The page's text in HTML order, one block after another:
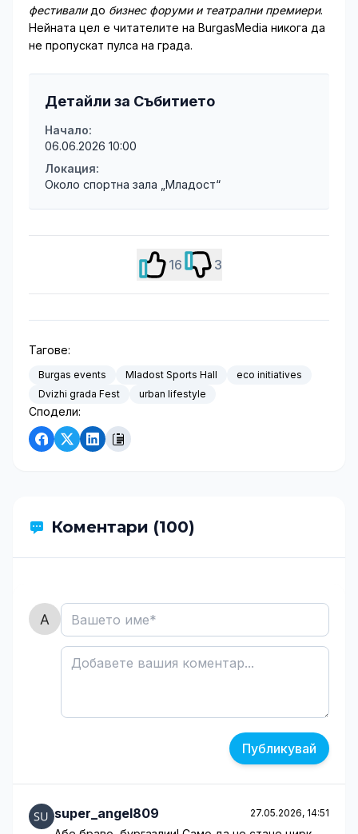
фестивалидо бизнес форуми и театрални премиери.
Нейната цел е читателите на BurgasMedia никога да
не пропускат пулса на града.
Детайли за Събитието
Начало:
06.06.2026 10:00
Локация:
Около спортна зала „Младост“
16 3
Тагове:
Burgas events Mladost Sports Hall
eco initiatives
Dvizhi grada Fest
urban lifestyle
Сподели:
Коментари (100)
Публикувай
super_angel809 27.05.2026, 14:51